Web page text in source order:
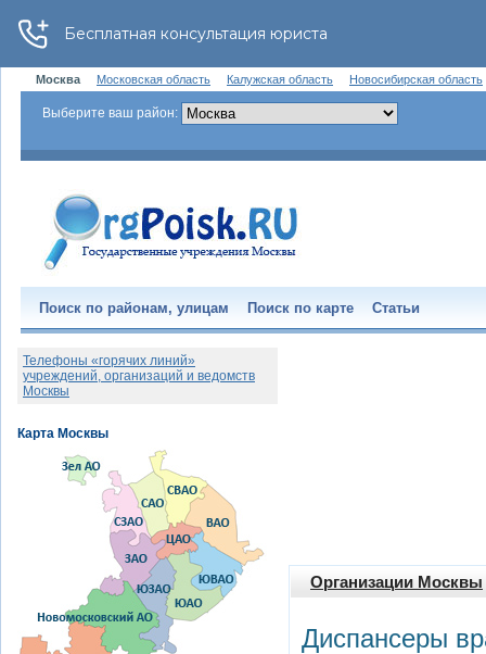
Москва Московская область Калужская область Новосибирская область
Выберите ваш район:
Поиск по районам, улицам Поиск по карте Статьи
Организации Москвы
Диспансеры
Телефоны «горячих линий»
учреждений, организаций и ведомств
Москвы